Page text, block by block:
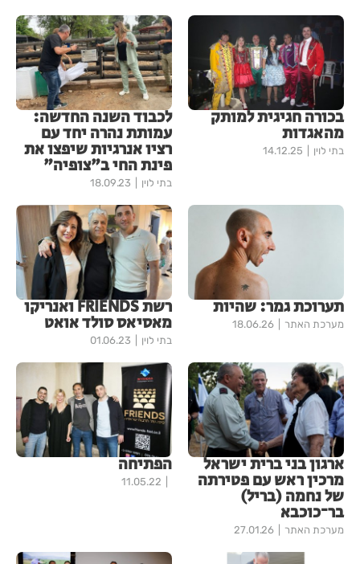
בכורה חגיגית למותק
מהאגדות
בתי לוין 14.12.25
לכבוד השנה החדשה:
עמותת נהרה יחד עם
רציו אנרגיות שיפצו את
פינת החי ב"צופיה"
בתי לוין 18.09.23
תערוכת גמר: שהיות
מערכת האתר 18.06.26
רשת FRIENDS ואנריקו
מאסיאס סולד אואט
בתי לוין 01.06.23
ארגון בני ברית ישראל
מרכין ראש עם פטירתה
של נחמה (בריל)
בר־כוכבא
מערכת האתר 27.01.26
הפתיחה
11.05.22